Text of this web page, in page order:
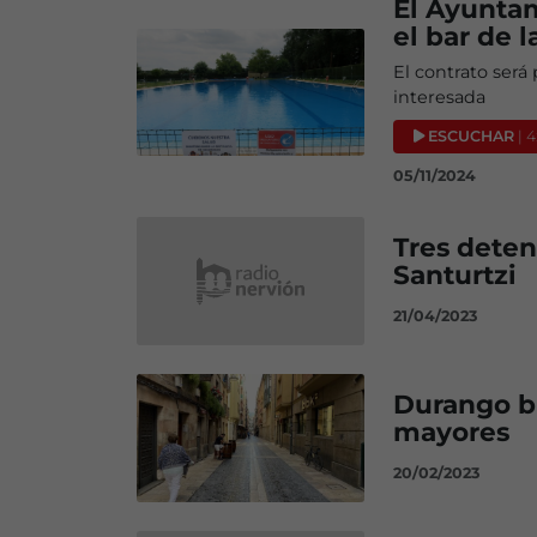
El
el bar de
El contrato será
interesada
ESCUCHAR |
05/11/2024
Tres
Santurtzi
21/04/2023
Durango
mayores
20/02/2023